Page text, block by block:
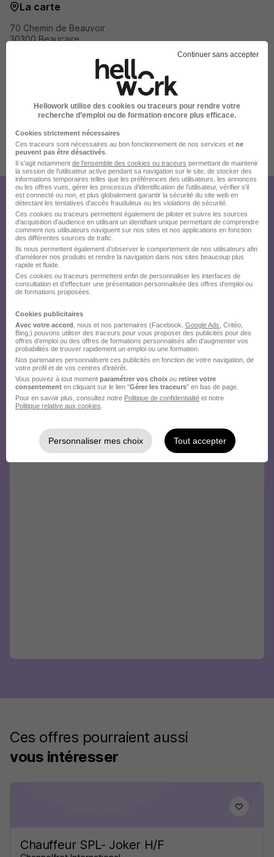
La carte
70 Chemin de Beauvoir
30300 Beaucaire
Localiser le poste
Publiée le 22/07/2026 - Réf : n2eqzo756g
Créez votre compte Hellowork et
envoyez votre candidature !
Ces offres pourraient aussi
vous intéresser
Chauffeur SPL- Joker H/F
Continuer sans accepter
Hellowork utilise des cookies ou traceurs pour rendre votre
recherche d’emploi ou de formation encore plus efficace.
Cookies strictement nécessaires
Ces traceurs sont nécessaires au bon fonctionnement de nos services et ne
peuvent pas être désactivés
Il s'agit notamment de l'ensemble des cookies ou traceurs permettant de maintenir
la session de l'utilisateur active pendant sa navigation sur le site, de stocker des
informations temporaires telles que les préférences des utilisateurs, les annonces
ou les offres vues, gérer les processus d'identification de l'utilisateur, vérifier s'il
est connecté ou non, et plus globalement garantir la sécurité du site web en
détectant les tentatives d'accès frauduleux ou les violations de sécurité.
Ces cookies ou traceurs permettent également de piloter et suivre les sources
d'acquisition d'audience en utilisant un identifiant unique permettant de comprendre
comment nos utilisateurs naviguent sur nos sites et nos applications en fonction
des différentes sources de trafic.
Ils nous permettent également d’observer le comportement de nos utilisateurs afin
d'améliorer nos produits et rendre la navigation dans nos sites beaucoup plus
rapide et fluide.
Ces cookies ou traceurs permettent enfin de personnaliser les interfaces de
consultation et d'effectuer une présentation personnalisée des offres d'emploi ou
de formations proposées.
Cookies publicitaires
Avec votre accord , nous et nos partenaires (Facebook, Google Ads , Critéo,
Bing,) pouvons utiliser des traceurs pour vous proposer des publicités pour des
offres d’emploi ou des offres de formations personnalisés afin d’augmenter vos
probabilités de trouver rapidement un emploi ou une formation.
Nos partenaires personnalisent ces publicités en fonction de votre navigation, de
votre profil et de vos centres d’intérêt.
Vous pouvez à tout moment paramétrer vos choix ou retirer votre
consentement en cliquant sur le lien "Gérer les traceurs" en bas de page.
Pour en savoir plus, consultez notre Politique de confidentialité et notre
Politique relative aux cookies
Personnaliser mes choix Tout accepter